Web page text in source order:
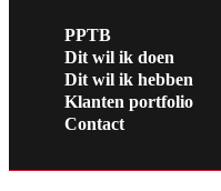
PPTB
Dit wil ik doen
Dit wil ik hebben
Klanten portfolio
Contact